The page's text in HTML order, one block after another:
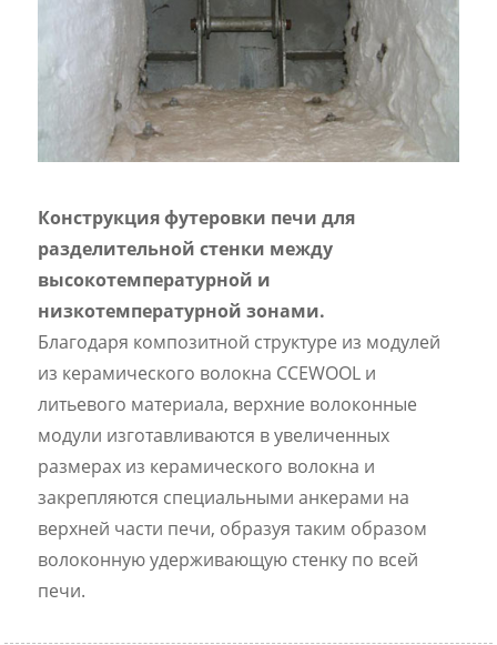
Конструкция футеровки печи для
разделительной стенки между
высокотемпературной и
низкотемпературной зонами.
Благодаря композитной структуре из модулей
из керамического волокна CCEWOOL и
литьевого материала, верхние волоконные
модули изготавливаются в увеличенных
размерах из керамического волокна и
закрепляются специальными анкерами на
верхней части печи, образуя таким образом
волоконную удерживающую стенку по всей
печи.